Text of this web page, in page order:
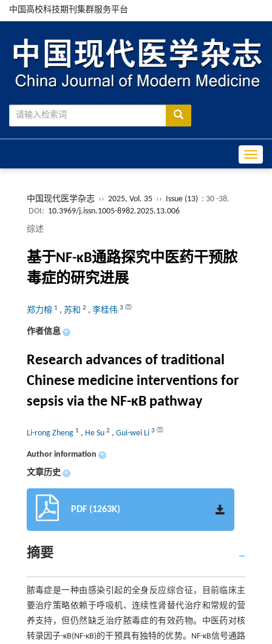
中国高校科技期刊集群服务平台
中国现代医学杂志 ›› 2025, Vol. 35 ›› Issue (13) : 30 -38.
DOI: 10.3969/j.issn.1005-8982.2025.13.006
综述
基于NF-κB通路探究中医药干预脓
毒症的研究进展
郑力榕 1 , 苏和 2 , 李桂伟 3
作者信息 +
Research advances of traditional
Chinese medicine interventions for
sepsis via the NF-κB pathway
Li-rong Zheng 1 , He Su 2 , Gui-wei Li 3
Author information +
文章历史 +
PDF (1263K)
摘要
脓毒症是一种由感染引起的全身反应综合征，目前临床主
要治疗策略依赖于呼吸机、连续性肾替代治疗和常规的营
养支持，但仍然缺乏治疗脓毒症的有效药物。中医药对核
转录因子-κB(NF-κB)的干预具有独特的优势。NF-κB信号通路